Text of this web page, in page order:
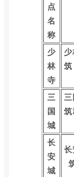
点
名
称
少
林
寺
三
国
城
长
安
城